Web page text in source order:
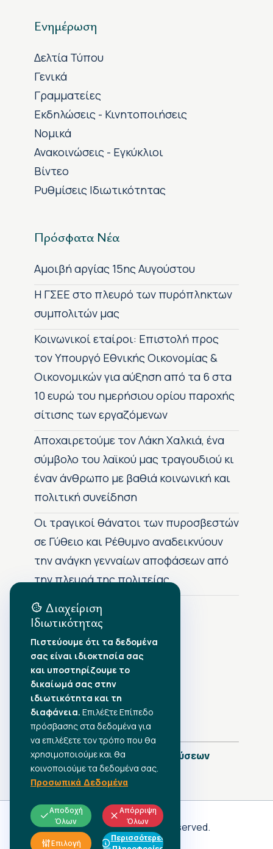
Ενημέρωση
Δελτία Τύπου
Γενικά
Γραμματείες
Εκδηλώσεις - Κινητοποιήσεις
Νομικά
Ανακοινώσεις - Εγκύκλιοι
Βίντεο
Ρυθμίσεις Ιδιωτικότητας
Πρόσφατα Νέα
Αμοιβή αργίας 15ης Αυγούστου
H ΓΣΕΕ στο πλευρό των πυρόπληκτων
συμπολιτών μας
Κοινωνικοί εταίροι: Επιστολή προς
τον Υπουργό Εθνικής Οικονομίας &
Οικονομικών για αύξηση από τα 6 στα
10 ευρώ του ημερήσιου ορίου παροχής
σίτισης των εργαζόμενων
Αποχαιρετούμε τον Λάκη Χαλκιά, ένα
σύμβολο του λαϊκού μας τραγουδιού κι
έναν άνθρωπο με βαθιά κοινωνική και
πολιτική συνείδηση
Οι τραγικοί θάνατοι των πυροσβεστών
σε Γύθειο και Ρέθυμνο αναδεικνύουν
την ανάγκη γενναίων αποφάσεων από
την πλευρά της πολιτείας
Αρχείο Δημοσιεύσεων
•Αύγουστος 2026
•Ιούλιος 2026
•Ιούνιος 2026
•Μάιος 2026
•Απρίλιος 2026
•Μάρτιος 2026
Πλήρες Ημερολόγιο Δημοσιεύσεων
Γ.Σ.Ε.Ε
© 2026 All rights reserved.
ΠΡΟΣΩΠΙΚΑ ΔΕΔΟΜΕΝΑ
Διαχείριση
Ιδιωτικότητας
Πιστεύουμε ότι τα δεδομένα
σας είναι ιδιοκτησία σας
και υποστηρίζουμε το
δικαίωμά σας στην
ιδιωτικότητα και τη
διαφάνεια. Επιλέξτε Επίπεδο
πρόσβασης στα δεδομένα για
να επιλέξετε τον τρόπο που θα
χρησιμοποιούμε και θα
κοινοποιούμε τα δεδομένα σας.
Προσωπικά Δεδομένα
Αποδοχή
Όλων
Απόρριψη
Όλων
Επιλογή
Περισσότερες